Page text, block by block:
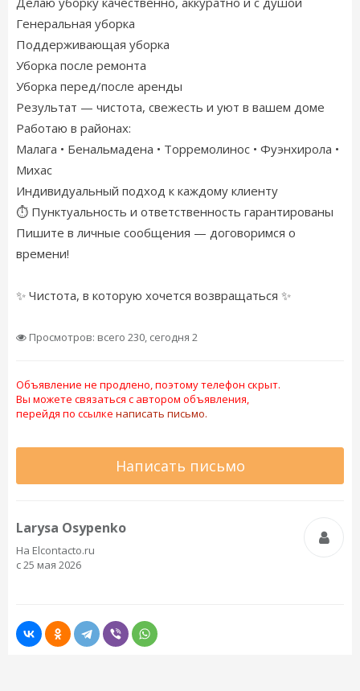
Генеральная уборка
Поддерживающая уборка
Уборка после ремонта
Уборка перед/после аренды
Результат — чистота, свежесть и уют в вашем доме
Работаю в районах:
Малага • Бенальмадена • Торремолинос • Фуэнхирола •
Михас
Индивидуальный подход к каждому клиенту
⏱️ Пунктуальность и ответственность гарантированы
Пишите в личные сообщения — договоримся о
времени!
✨ Чистота, в которую хочется возвращаться ✨
Просмотров: всего 230, сегодня 2
Объявление не продлено, поэтому телефон скрыт.
Вы можете связаться с автором объявления,
перейдя по ссылке написать письмо.
Написать письмо
Larysa Osypenko
На Elcontacto.ru
с 25 мая 2026